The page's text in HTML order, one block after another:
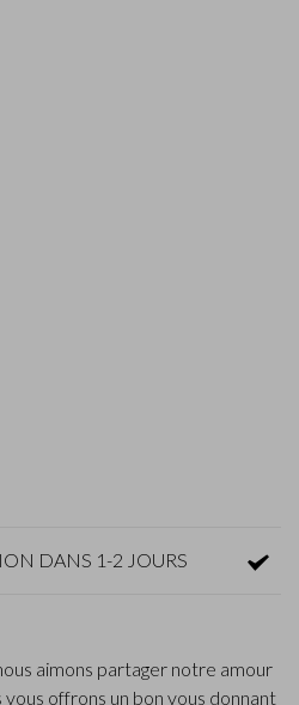
1-2 JOURS
aimons partager notre amour
vous offrons un bon vous donnant